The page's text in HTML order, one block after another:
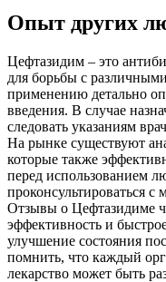
Опыт других
Цефтазидим – это
для борьбы с
применению детально
введения. В случае
следовать указаниям
На рынке существуют
которые также
перед использованием
проконсультироваться
Отзывы о Цефтазидиме
эффективность и
улучшение состояния
помнить, что каждый
лекарство может быть